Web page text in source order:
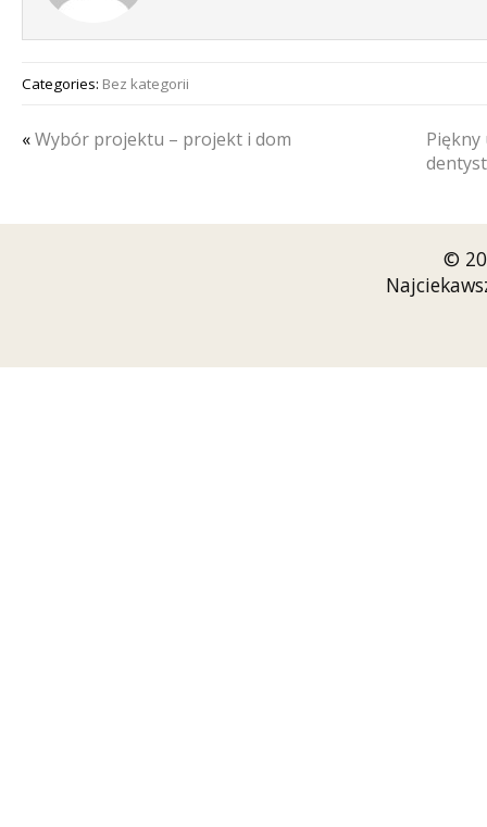
Categories: Bez kategorii
«Wybór projektu – projekt i dom
©